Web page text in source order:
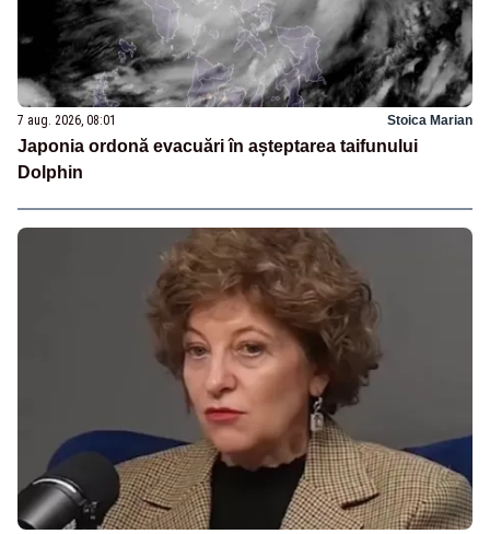
7 aug. 2026, 08:01 Stoica Marian
Japonia ordonă evacuări în așteptarea taifunului
Dolphin